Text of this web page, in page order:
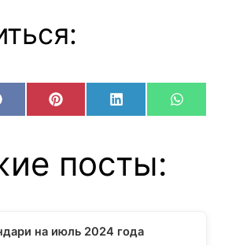
Share
on
FacebookShare
on
Pinterest Share
on
LinkedIn Share
on
посты:
на июль 2024 года